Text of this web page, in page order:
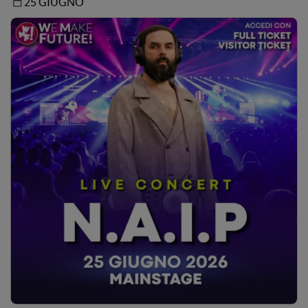
a practical workflow where telemetry and real user flows
are transformed into dynamic test specifications
consumed by autonomous Playwright agents.
Through live examples we will analyze:- Planner Agents
that convert runtime signals and human intent into
structured test plans- Generator Agents that produce
executable Playwright tests while validating selectors and
assertions live- Healer Agents that automatically repair
unstable or broken tests- how telemetry and
observability data can influence testing priorities- the
guardrails needed to safely govern autonomous QA
workflows
The focus of the session is not “AI that writes tests faster”,
but how QA Engineers can evolve from test script authors
into orchestrators of quality systems powered by agentic
loops and runtime feedback.